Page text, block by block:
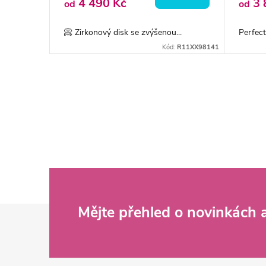
od
📀 Zirkonový disk se zvýšenou...
Kód:R11XX98141
od
á
Mějte přehled o novinkách